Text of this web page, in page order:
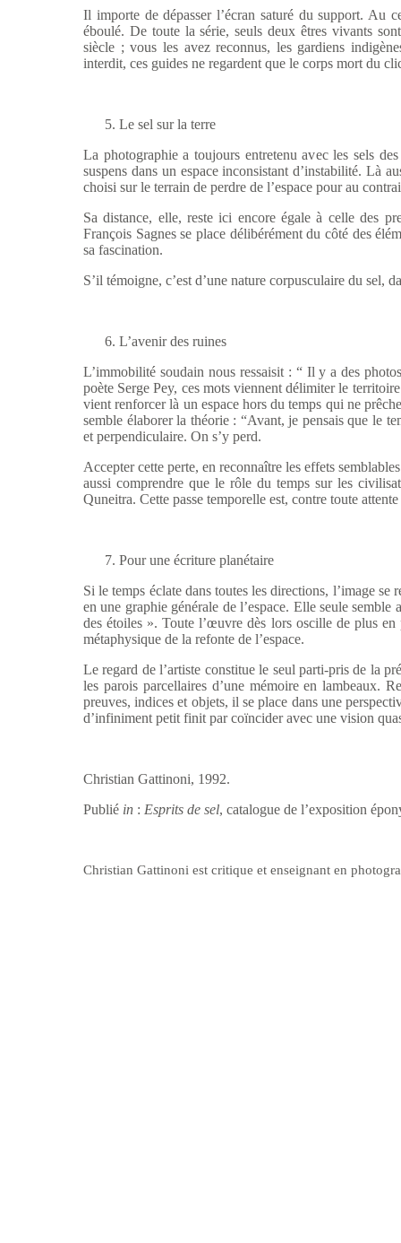
Il importe de dépasser l’écran saturé du support. Au
éboulé. De toute la série, seuls deux êtres vivants
siècle ; vous les avez reconnus, les gardiens
interdit, ces guides ne regardent que le corps mort du
Le sel sur la terre
La photographie a toujours entretenu avec les sels
suspens dans un espace inconsistant d’instabilité. Là
choisi sur le terrain de perdre de l’espace pour au
Sa distance, elle, reste ici encore égale à celle des
François Sagnes se place délibérément du côté des
sa fascination.
S’il témoigne, c’est d’une nature corpusculaire du sel,
L’avenir des ruines
L’immobilité soudain nous ressaisit : “ Il y a des
poète Serge Pey, ces mots viennent délimiter le
vient renforcer là un espace hors du temps qui ne
semble élaborer la théorie : “Avant, je pensais que le
et perpendiculaire. On s’y perd.
Accepter cette perte, en reconnaître les effets
aussi comprendre que le rôle du temps sur les
Quneitra. Cette passe temporelle est, contre toute
Pour une écriture planétaire
Si le temps éclate dans toutes les directions, l’image se
en une graphie générale de l’espace. Elle seule
des étoiles ». Toute l’œuvre dès lors oscille de plus
métaphysique de la refonte de l’espace.
Le regard de l’artiste constitue le seul parti-pris de la
les parois parcellaires d’une mémoire en lambeaux.
preuves, indices et objets, il se place dans une
d’infiniment petit finit par coïncider avec une vision
Christian Gattinoni, 1992.
Publié in : Esprits de sel, catalogue de l’exposition
Christian Gattinoni est critique et enseignant en